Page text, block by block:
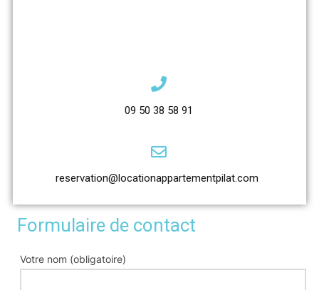
09 50 38 58 91
reservation@locationappartementpilat.com
Formulaire de contact
Votre nom (obligatoire)